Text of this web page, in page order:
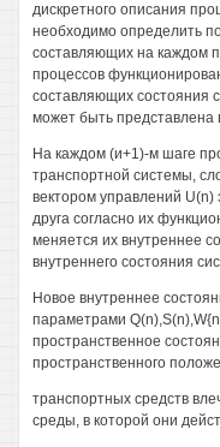
дискретного описания
необходимо определить
составляющих на каждом
процессов
составляющих состояния
может быть
На каждом (и+1)-м шаге
транспортной системы,
вектором управлений
друга согласно их
меняется их внутреннее
внутреннего состояния
Новое внутреннее
параметрами
пространственное
пространственного
транспортных средств
среды, в которой они